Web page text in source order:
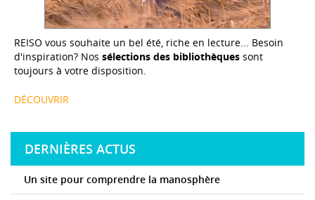
REISO vous souhaite un bel été, riche en lecture... Besoin
d'inspiration? Nos sélections des bibliothèques sont
toujours à votre disposition.
DÉCOUVRIR
DERNIÈRES ACTUS
Un site pour comprendre la manosphère